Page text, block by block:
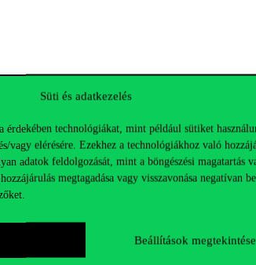
Süti és adatkezelés
érdekében technológiákat, mint például sütiket
vagy elérésére. Ezekhez a technológiákhoz való
adatok feldolgozását, mint a böngészési magatartás
megtagadása vagy visszavonása negatívan
Beállítások megtekintése